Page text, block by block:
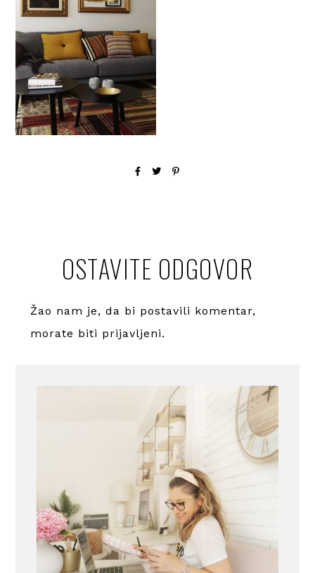
OSTAVITE ODGOVOR
Žao nam je, da bi postavili komentar,
morate biti prijavljeni.